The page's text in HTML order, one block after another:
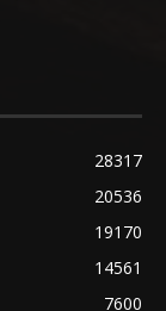
28317
20536
19170
14561
7600